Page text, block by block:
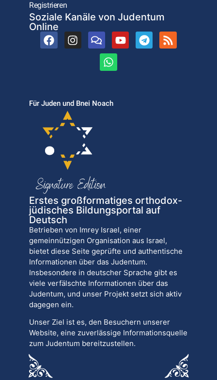
Registrieren
Soziale Kanäle von Judentum
Online
Für Juden und Bnei Noach
Erstes großformatiges orthodox-
jüdisches Bildungsportal auf
Deutsch
Betrieben von Imrey Israel, einer
gemeinnützigen Organisation aus Israel,
bietet diese Seite geprüfte und authentische
Informationen über das Judentum.
Insbesondere in deutscher Sprache gibt es
viele verfälschte Informationen über das
Judentum, und unser Projekt setzt sich aktiv
dagegen ein.
Unser Ziel ist es, den Besuchern unserer
Website, eine zuverlässige Informationsquelle
zum Judentum bereitzustellen.